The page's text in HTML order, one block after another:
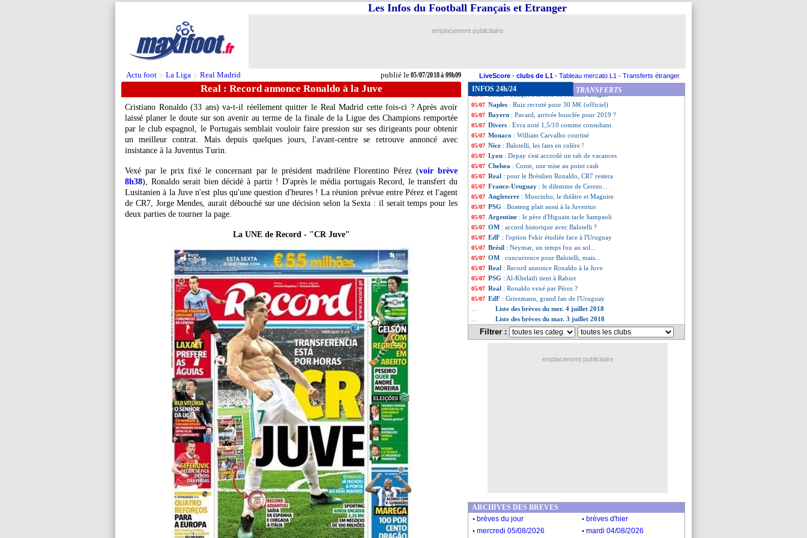
Actu foot > La Liga > Real Madrid publié le05/07/2018 à 09h09
Les Infos du Football Français et Etranger
emplacement publicitaire
LiveScore - clubs de L1 - Tableau mercato L1 - Transferts étranger
Real : Record annonce Ronaldo à la Juve
Cristiano Ronaldo(33 ans) va-t-il réellement quitter le Real Madrid cette fois-ci ? Après avoir
laissé planer le doute sur son avenir au terme de la finale de la Ligue des Champions remportée
par le club espagnol, le Portugais semblait vouloir faire pression sur ses dirigeants pour obtenir
un meilleur contrat. Mais depuis quelques jours, l'avant-centre se retrouve annoncé avec
insistance à la Juventus Turin.
Vexé par le prix fixé le concernant par le président madrilène Florentino Pérez (voir brève
8h38), Ronaldo serait bien décidé à partir ! D'après le média portugais Record, le transfert du
Lusitanien à la Juve n'est plus qu'une question d'heures ! La réunion prévue entre Pérez et l'agent
de CR7, Jorge Mendes, aurait débouché sur une décision selon la Sexta : il serait temps pour les
deux parties de tourner la page.
La UNE de Record - "CR Juve"
INFOS 24h/24 TRANSFERTS
05/07 VIDEO: Cavani à l'entraînement de l'Uruguay
05/07 Barça: encore une pépite sur le départ ?
05/07 Belgique
05/07 Strasbourg: une révélation du Japon visée
05/07 VIDEO: des enfants s'inspirent de Neymar...
: Shaqiri a la cote en Premier League
05/07 Naples : Ruiz recruté pour 30 M€ (officiel)
05/07 Bayern : Pavard, arrivée bouclée pour 2019 ?
05/07 Divers : Evra noté 1,5/10 comme consultant
05/07 Monaco : William Carvalho courtisé
05/07 Nice : Balotelli, les fans en colère !
05/07 Lyon : Depay s'est accordé un rab de vacances
05/07 Chelsea : Conte, une mise au point cash
05/07 Real : pour le Brésilien Ronaldo, CR7 restera
05/07 France-Uruguay : le dilemme de Cerezo...
05/07 Angleterre : Mourinho, le théâtre et Maguire
05/07 PSG : Boateng plait aussi à la Juventus
05/07 Argentine : le père d'Higuain tacle Sampaoli
05/07 OM : accord historique avec Balotelli ?
05/07 EdF : l'option Fekir étudiée face à l'Uruguay
05/07 Brésil : Neymar, un temps fou au sol...
05/07 OM : concurrence pour Balotelli, mais...
05/07 Real : Record annonce Ronaldo à la Juve
05/07 PSG : Al-Khelaïfi tient à Rabiot
05/07 Real : Ronaldo vexé par Pérez ?
05/07 EdF : Griezmann, grand fan de l'Uruguay
Liste des brèves du mer. 4 juillet 2018
Liste des brèves du mar. 3 juillet 2018
Filtrer :
emplacement publicitaire
ARCHIVES DES BREVES
. brèves du jour . brèves d'hier
. mercredi 05/08/2026 . mardi 04/08/2026